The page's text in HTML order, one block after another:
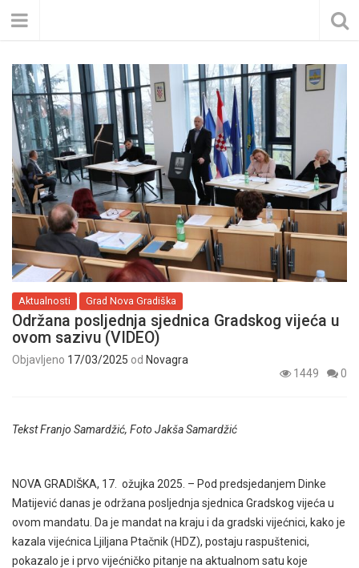
Aktualnosti Grad Nova Gradiška
Održana posljednja sjednica Gradskog vijeća u
ovom sazivu (VIDEO)
Objavljeno 17/03/2025 od Novagra
1449
0
Tekst Franjo Samardžić, Foto Jakša Samardžić
NOVA GRADIŠKA, 17. ožujka 2025. – Pod predsjedanjem Dinke
Matijević danas je održana posljednja sjednica Gradskog vijeća u
ovom mandatu. Da je mandat na kraju i da gradski vijećnici, kako je
kazala vijećnica Ljiljana Ptačnik (HDZ), postaju raspuštenici,
pokazalo je i prvo vijećničko pitanje na aktualnom satu koje